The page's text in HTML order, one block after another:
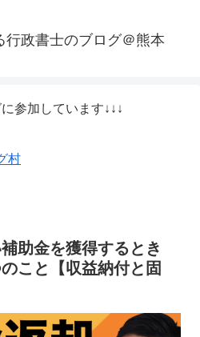
行政書士のブログ＠熊本
参加しています↓↓↓
村
助金を獲得するとき
こと【収益納付と固